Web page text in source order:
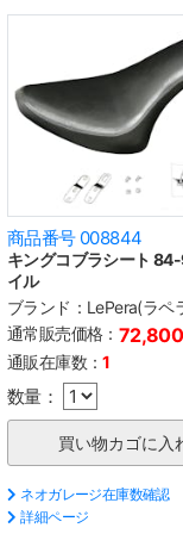
商品番号 008844
キングコブラシート
イル
ブランド： LePera(ラペ
通常販売価格：
通販在庫数：1
数量：
ネオガレージ在庫数確認
詳細ページ